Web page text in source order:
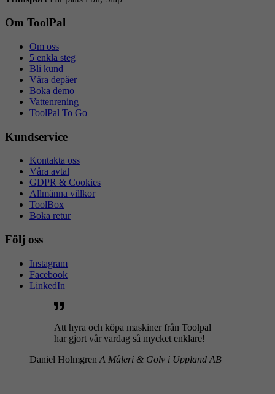
Om ToolPal
Om oss
5 enkla steg
Bli kund
Våra depåer
Boka demo
Vattenrening
ToolPal To Go
Kundservice
Kontakta oss
Våra avtal
GDPR & Cookies
Allmänna villkor
ToolBox
Boka retur
Följ oss
Instagram
Facebook
LinkedIn
Att hyra och köpa maskiner från Toolpal
har gjort vår vardag så mycket enklare!
Daniel Holmgren A Måleri & Golv i Uppland AB